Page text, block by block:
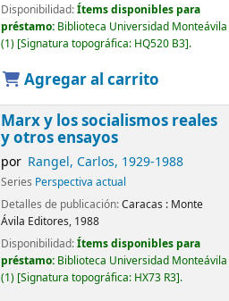
Disponibilidad:Ítems disponibles para
préstamo: Biblioteca Universidad Monteávila
(1) Signatura topográfica: HQ520 B3 .
Agregar al carrito
Marx y los socialismos reales
y otros ensayos
por Rangel, Carlos, 1929-1988
Series Perspectiva actual
Detalles de publicación:Caracas : Monte
Ávila Editores, 1988
Disponibilidad:Ítems disponibles para
préstamo: Biblioteca Universidad Monteávila
(1) Signatura topográfica: HX73 R3 .